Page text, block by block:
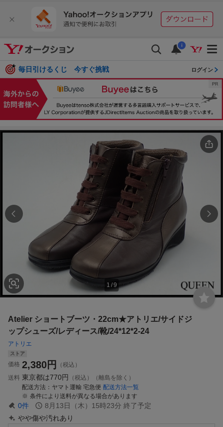
i
毎日引けるくじ 今すぐ挑戦 ログイン
1 /9
Atelier ショートブーツ・22cm★アトリエ/サイドジ
ップシューズ/レディース/靴/24*12*2-24
アトリエ
ストア
価格 2,380円
（税込）
送料 東京都は770円
（税込）（離島を除く）
配送方法
ヤマト運輸 宅急便 配送方法一覧
条件により送料が異なる場合があります
0件 8月13日（木）15時23分 終了予定
やや傷や汚れあり